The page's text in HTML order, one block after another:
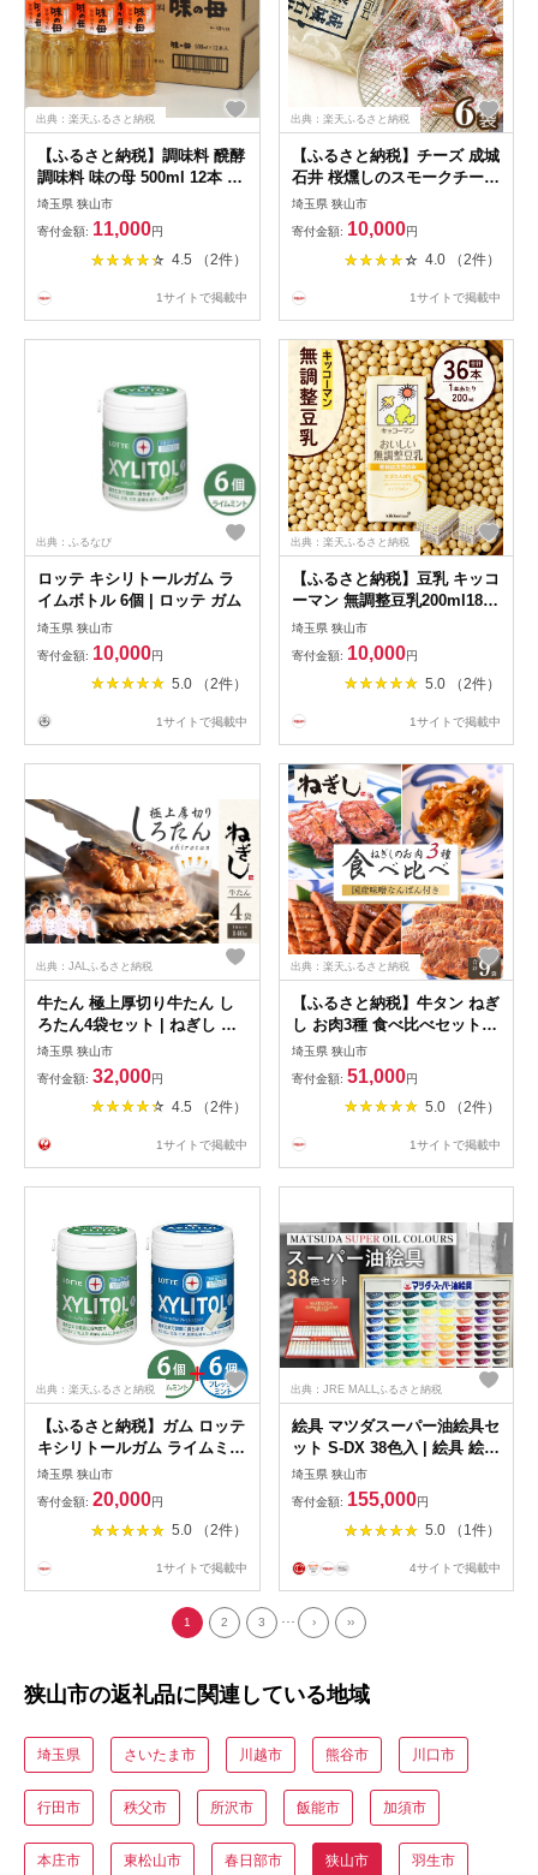
出典：楽天ふるさと納税
【ふるさと納税】調味料 醗酵
調味料 味の母 500ml 12本 |
調味料 お酒の風味 みりんの
旨み 料理酒 麹 こうじ 米こう
じ もろみ 味の一醸造株式会
社 埼玉県 狭山市
埼玉県 狭山市
寄付金額: 11,000円
4.5 （2件）
1サイトで掲載中
出典：楽天ふるさと納税
【ふるさと納税】チーズ 成城
石井 桜燻しのスモークチーズ
ペッパー 165g6袋 990g | チ
ーズ ペッパー おつまみ 燻製
ひとくちサイズ スパイシー
株式会社成城石井酒販 埼玉県
埼玉県 狭山市
寄付金額: 10,000円
4.0 （2件）
1サイトで掲載中
出典：ふるなび
ロッテ キシリトールガム ラ
イムボトル 6個 | ロッテ ガム
埼玉県 狭山市
寄付金額: 10,000円
5.0 （2件）
1サイトで掲載中
出典：楽天ふるさと納税
【ふるさと納税】豆乳 キッコ
ーマン 無調整豆乳200ml18本
2ケース | 豆乳 飲料 大豆 ソイ
ソイミルク パック 飲みきり
サイズ 健康管理 トレーニン
グ 運動 キッコーマンソイフ
埼玉県 狭山市
寄付金額: 10,000円
5.0 （2件）
1サイトで掲載中
出典：JALふるさと納税
牛たん 極上厚切り牛たん し
ろたん4袋セット | ねぎし 牛
肉 牛タン 牛たん しろたん 焼
肉 牛肉 肉 冷凍 株式会社ねぎ
しフードサービス通信販売店
埼玉県 狭山市
埼玉県 狭山市
寄付金額: 32,000円
4.5 （2件）
1サイトで掲載中
出典：楽天ふるさと納税
【ふるさと納税】牛タン ねぎ
し お肉3種 食べ比べセット
味噌なんばん付 9袋 | 牛たん
ねぎし しろたん 牛肉 肉 ブラ
ッキー がんこちゃん 味付け
とろろ 冷凍 株式会社ねぎし
玉県 狭山市
埼玉県 狭山市
寄付金額: 51,000円
5.0 （2件）
1サイトで掲載中
出典：楽天ふるさと納税
【ふるさと納税】ガム ロッテ
キシリトールガム ライムミン
ト フレッシュミント ファミ
リーボトル 12個セット | ガム
キシリトール ライム ミント
お菓子 おやつ 特定保健用食
ッテ 埼玉県 狭山市
埼玉県 狭山市
寄付金額: 20,000円
5.0 （2件）
1サイトで掲載中
出典：JRE MALLふるさと納税
絵具 マツダスーパー油絵具セ
ット S-DX 38色入 | 絵具 絵の
具 えのぐ エノグ 油絵具 油絵
絵具セット 絵の具セット 絵
画 美術 芸術 文化 松田油絵具
最高級油絵具 プレゼント ギ
い 松田油絵具株式会社 埼玉
埼玉県 狭山市
寄付金額: 155,000円
5.0 （1件）
4サイトで掲載中
1 2 3 ... › ››
狭山市の返礼品に関連している地域
埼玉県 さいたま市 川越市 熊谷市 川口市
行田市 秩父市 所沢市 飯能市 加須市
本庄市 東松山市 春日部市 狭山市 羽生市